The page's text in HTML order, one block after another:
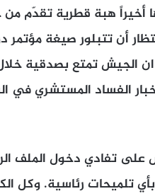
أخيراً هبة قطرية تقدّم
أن تتبلور صيغة مؤتمر
الجيش تمتع بصدقية
الفساد المستشري في
على تفادي دخول الملف
بأي تلميحات رئاسية. وكل